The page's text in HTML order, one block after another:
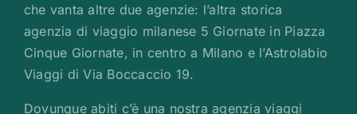
che vanta altre due agenzie: l’altra storica
agenzia di viaggio milanese 5 Giornate in Piazza
Cinque Giornate, in centro a Milano e l’Astrolabio
Viaggi di Via Boccaccio 19.
Dovunque abiti c’è una nostra agenzia viaggi